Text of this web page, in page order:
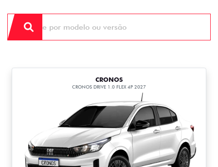
CRONOS
CRONOS DRIVE 1.0 FLEX 4P 2027